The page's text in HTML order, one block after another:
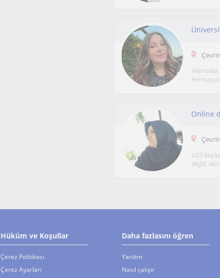
LGS
değil,
Hüküm ve Koşullar
Çerez Politikası
Çerez Ayarları
Daha fazlasını öğren
Yardım
Nasıl çalışır